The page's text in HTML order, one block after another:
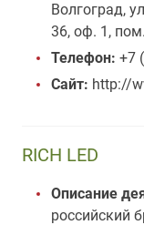
Волгоград,
36, оф. 1,
Телефон: +7
Сайт: http://
RICH LED
Описание
российский